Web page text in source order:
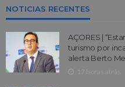
NOTICIAS RECENTES
AÇORES |
turismo por
alerta Berto